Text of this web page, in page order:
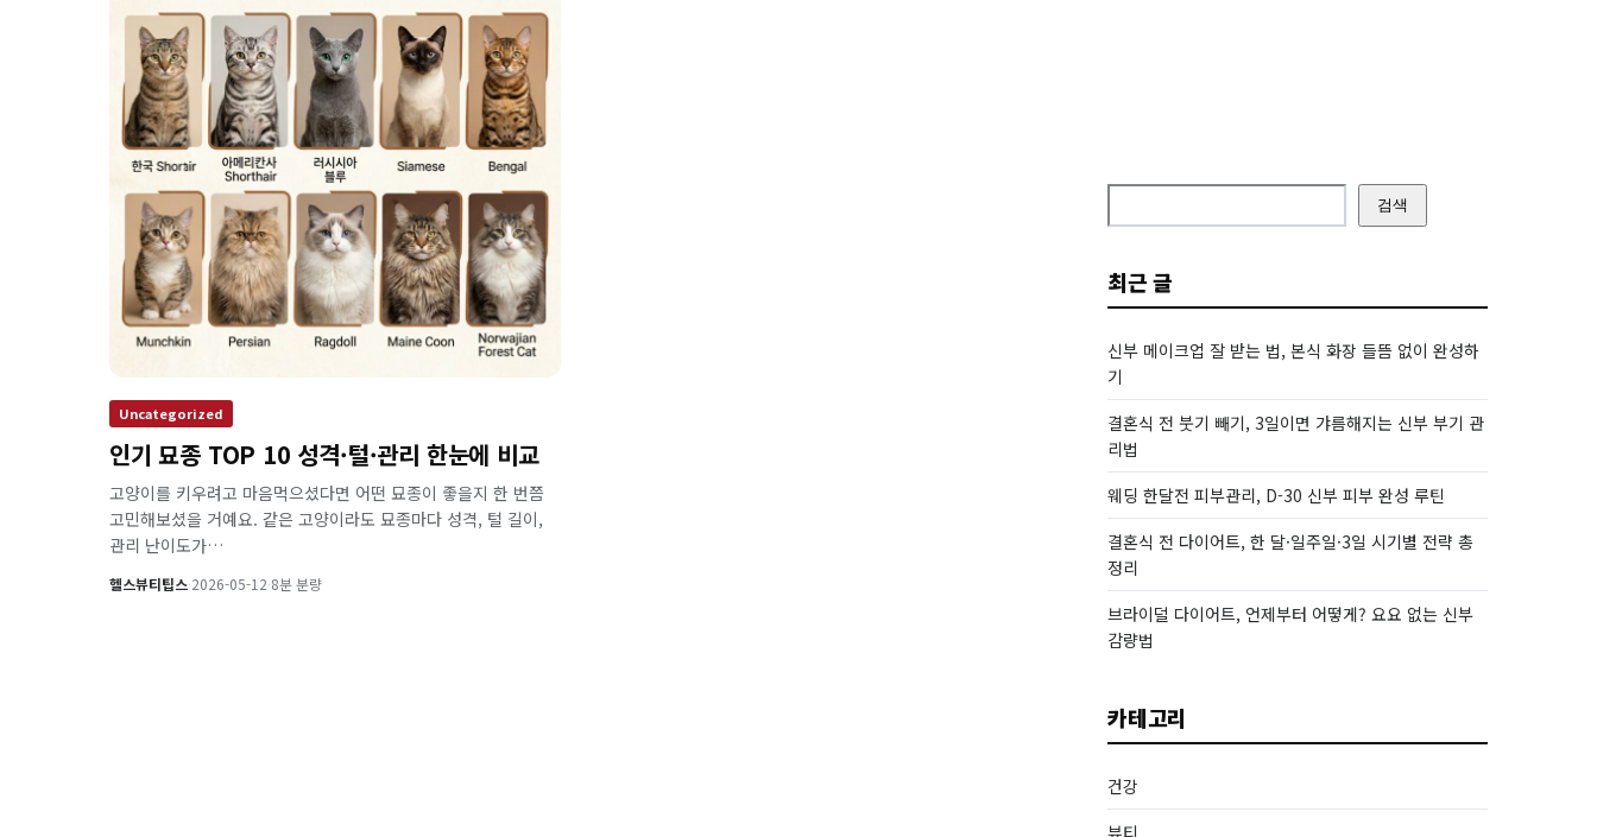
Uncategorized
인기 묘종 TOP 10 성격·털·관리 한눈에 비교
고양이를 키우려고 마음먹으셨다면 어떤 묘종이 좋을지 한 번쯤
고민해보셨을 거예요. 같은 고양이라도 묘종마다 성격, 털 길이,
관리 난이도가…
헬스뷰티팁스·2026-05-12·8분 분량
검색
최근 글
신부 메이크업 잘 받는 법, 본식 화장 들뜸 없이 완성하
기
결혼식 전 붓기 빼기, 3일이면 갸름해지는 신부 부기 관
리법
웨딩 한달전 피부관리, D-30 신부 피부 완성 루틴
결혼식 전 다이어트, 한 달·일주일·3일 시기별 전략 총
정리
브라이덜 다이어트, 언제부터 어떻게? 요요 없는 신부
감량법
카테고리
건강
뷰티